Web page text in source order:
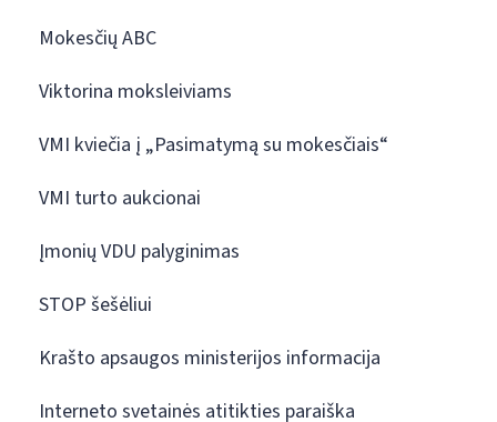
Mokesčių ABC
Viktorina moksleiviams
VMI kviečia į „Pasimatymą su mokesčiais“
VMI turto aukcionai
Įmonių VDU palyginimas
STOP šešėliui
Krašto apsaugos ministerijos informacija
Interneto svetainės atitikties paraiška